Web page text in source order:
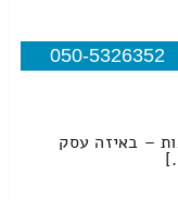
050-5326352
– באיזה עסק